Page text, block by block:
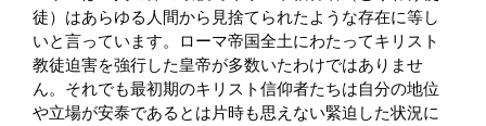
徒）はあらゆる人間から見捨てられたような存在に等し
いと言っています。ローマ帝国全土にわたってキリスト
教徒迫害を強行した皇帝が多数いたわけではありませ
ん。それでも最初期のキリスト信仰者たちは自分の地位
や立場が安泰であるとは片時も思えない緊迫した状況に